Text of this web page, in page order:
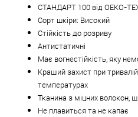
СТАНДАРТ 100 від OEKO-
Сорт шкіри: Високий
Стійкість до розриву
Антистатичні
Має вогнестійкість, яку
Кращий захист при
температурах
Тканина з міцних волокон,
Не плавиться та не капає